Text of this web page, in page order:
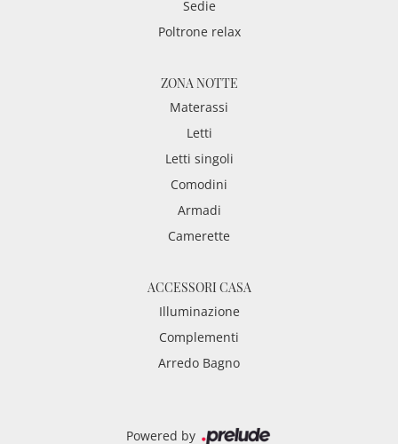
Sedie
Poltrone relax
ZONA NOTTE
Materassi
Letti
Letti singoli
Comodini
Armadi
Camerette
ACCESSORI CASA
Illuminazione
Complementi
Arredo Bagno
Powered by